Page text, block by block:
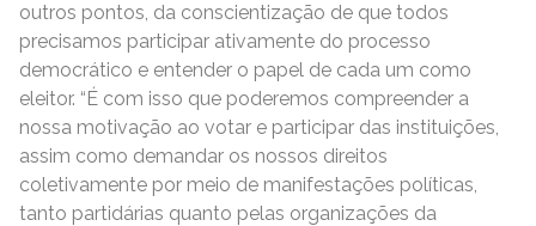
outros pontos, da conscientização de que todos
precisamos participar ativamente do processo
democrático e entender o papel de cada um como
eleitor. “É com isso que poderemos compreender a
nossa motivação ao votar e participar das instituições,
assim como demandar os nossos direitos
coletivamente por meio de manifestações políticas,
tanto partidárias quanto pelas organizações da